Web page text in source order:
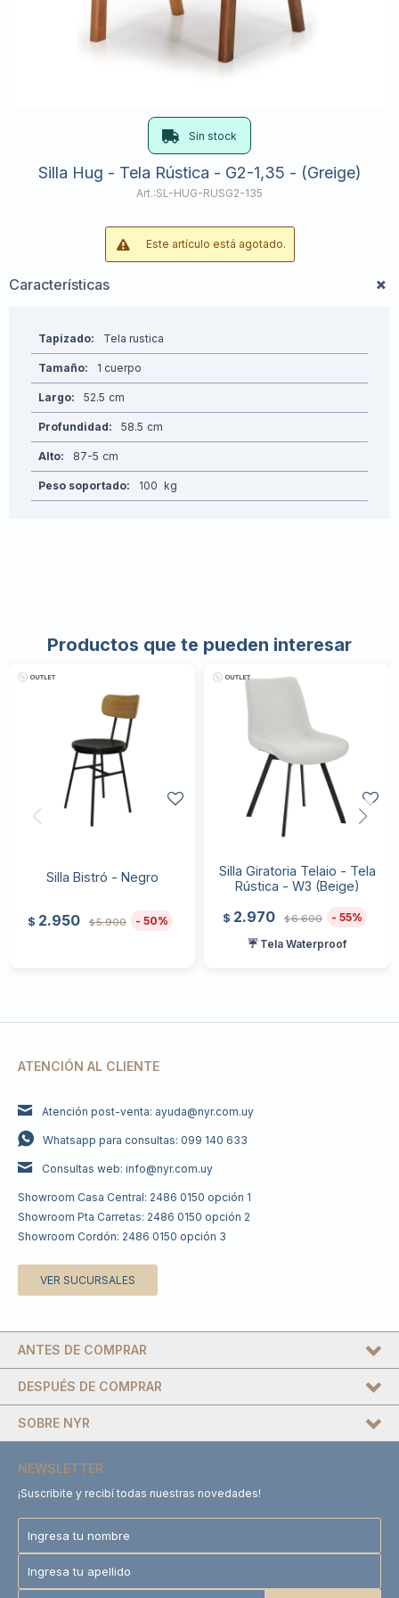
Sin stock
Silla Hug - Tela Rústica - G2-1,35 - (Greige)
SL-HUG-RUSG2-135
Este artículo está agotado.
Características
Tapizado Tela rustica
Tamaño 1 cuerpo
Largo 52.5
Profundidad 58.5
Alto 87-5
Peso soportado 100
Productos que te pueden interesar
Silla Bistró - Negro
$ 2.950 $5.900 50
Silla Giratoria Telaio - Tela
Rústica - W3 (Beige)
$ 2.970 $6.600
55
☔ Tela Waterproof
ATENCIÓN AL CLIENTE
Atención post-venta: ayuda@nyr.com.uy
Whatsapp para consultas: 099 140 633
Consultas web: info@nyr.com.uy
Showroom Casa Central: 2486 0150 opción 1
Showroom Pta Carretas: 2486 0150 opción 2
Showroom Cordón: 2486 0150 opción 3
VER SUCURSALES
DESPUÉS DE COMPRAR
SOBRE NYR
ANTES DE COMPRAR
NEWSLETTER
¡Suscribite y recibí todas nuestras novedades!